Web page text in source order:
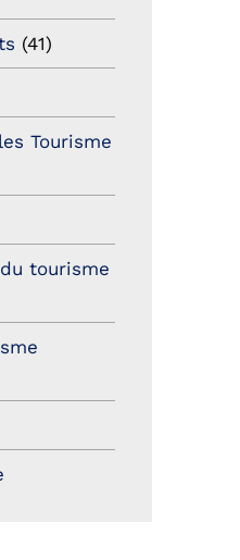
(41)
Tourisme
tourisme